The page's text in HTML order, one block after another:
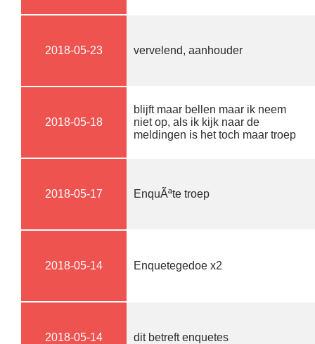
2018-05-23 vervelend, aanhouder
2018-05-18
blijft maar bellen maar ik neem
niet op, als ik kijk naar de
meldingen is het toch maar troep
2018-05-17 EnquÃªte troep
2018-05-14 Enquetegedoe x2
2018-05-14 dit betreft enquetes